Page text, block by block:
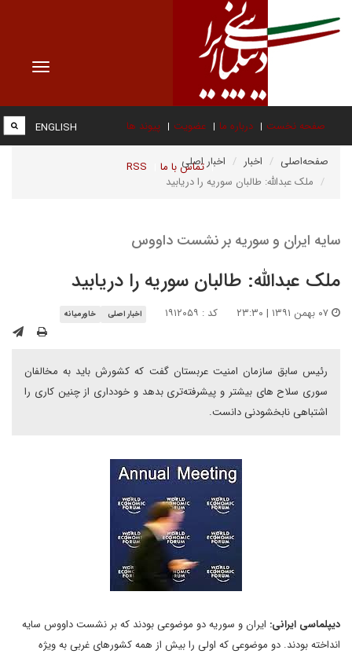
Toggle
صفحه نخست درباره ما عضویت پیوند ها
تماس با ما RSS
ENGLISH
صفحه‌اصلی اخبار
اخبار اصلی
ملک عبدالله: طالبان سوریه را دریابید
سایه ایران و سوریه بر نشست داووس
ملک عبدالله: طالبان سوریه را دریابید
کد : ۱۹۱۲۰۵۹ اخبار اصلی خاورمیانه
رئیس سابق سازمان امنیت عربستان گفت که کشورش باید به مخالفان
سوری سلاح های بیشتر و پیشرفته‌تری بدهد و خودداری از چنین کاری را
اشتباهی نابخشودنی دانست.
دیپلماسی ایرانی: ایران و سوریه دو موضوعی بودند که بر نشست داووس سایه
انداخته بودند. دو موضوعی که اولی را بیش از همه کشورهای غربی به ویژه